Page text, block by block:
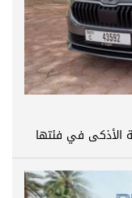
الأذكى في فئتها